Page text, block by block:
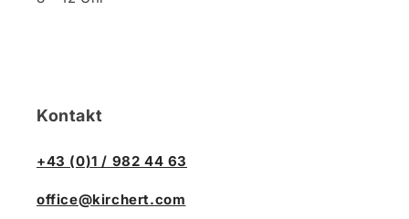
Kontakt
+43 (0)1 / 982 44 63
office@kirchert.com